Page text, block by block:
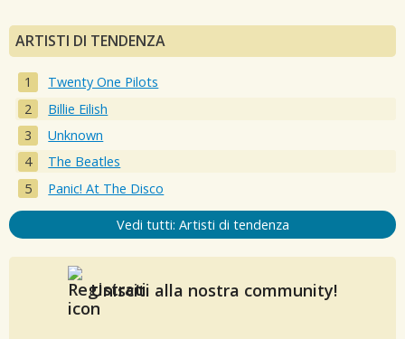
ARTISTI DI TENDENZA
Twenty One Pilots
Billie Eilish
Unknown
The Beatles
Panic! At The Disco
Vedi tutti: Artisti di tendenza
Unisciti alla nostra community!